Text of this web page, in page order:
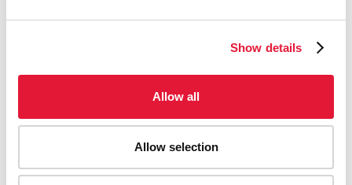
Show details
Allow all
Allow selection
сотрудников общинного здравоохранения станет
руководит деятельностью Китайско-Африканского